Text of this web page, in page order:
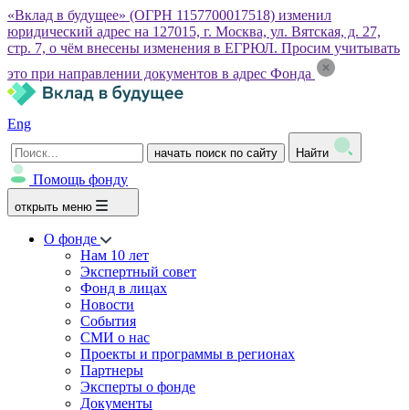
«Вклад в будущее» (ОГРН 1157700017518) изменил
юридический адрес на 127015, г. Москва, ул. Вятская, д. 27,
стр. 7, о чём внесены изменения в ЕГРЮЛ. Просим учитывать
это при направлении документов в адрес Фонда
Eng
начать поиск по сайту Найти
Помощь фонду
открыть меню
О фонде
Нам 10 лет
Экспертный совет
Фонд в лицах
Новости
События
СМИ о нас
Проекты и программы в регионах
Партнеры
Эксперты о фонде
Документы